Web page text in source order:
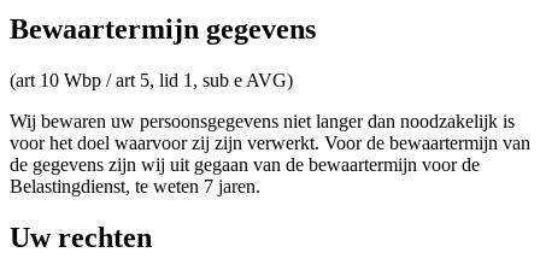
Bewaartermijn gegevens
(art 10 Wbp / art 5, lid 1, sub e AVG)
Wij bewaren uw persoonsgegevens niet langer dan noodzakelijk is
voor het doel waarvoor zij zijn verwerkt. Voor de bewaartermijn van
de gegevens zijn wij uit gegaan van de bewaartermijn voor de
Belastingdienst, te weten 7 jaren.
Uw rechten